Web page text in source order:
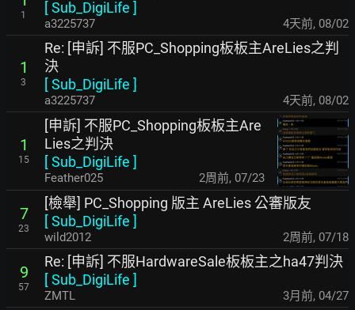
1
[Sub_DigiLife ]
a3225737 4天前, 08/02
1
3
Re: [申訴] 不服PC_Shopping板板主AreLies之判
決
[Sub_DigiLife ]
a3225737 4天前, 08/02
1
15
[申訴] 不服PC_Shopping板板主Are
Lies之判決
[Sub_DigiLife ]
Feather025 2周前, 07/23
7
23
[檢舉] PC_Shopping 版主 AreLies 公審版友
[Sub_DigiLife ]
wild2012 2周前, 07/18
9
57
Re: [申訴] 不服HardwareSale板板主之ha47判決
[Sub_DigiLife ]
ZMTL 3月前, 04/27